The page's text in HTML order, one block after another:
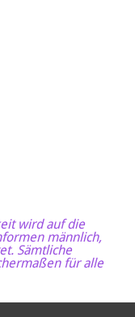
wird auf die
männlich,
Sämtliche
für alle